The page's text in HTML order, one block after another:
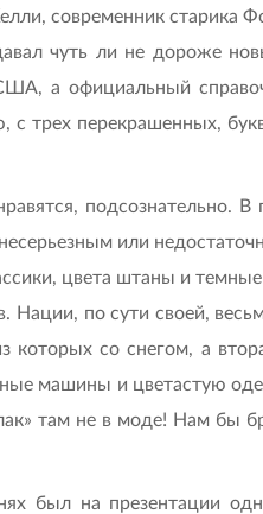
современник старика
чуть ли не дороже
а официальный
с трех перекрашенных,
подсознательно.
или
цвета штаны и
Нации, по сути своей,
со снегом, а
машины и цветастую
там не в моде! Нам бы
был на презентации